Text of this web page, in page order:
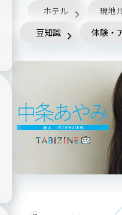
ホテル
現地
豆知識
体験・